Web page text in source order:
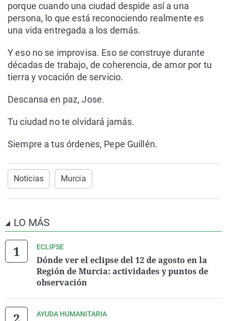
porque cuando una ciudad despide así a una
persona, lo que está reconociendo realmente es
una vida entregada a los demás.
Y eso no se improvisa. Eso se construye durante
décadas de trabajo, de coherencia, de amor por tu
tierra y vocación de servicio.
Descansa en paz, Jose.
Tu ciudad no te olvidará jamás.
Siempre a tus órdenes, Pepe Guillén.
Noticias Murcia
LO MÁS
ECLIPSE
Dónde ver el eclipse del 12 de agosto en la
Región de Murcia: actividades y puntos de
observación
AYUDA HUMANITARIA